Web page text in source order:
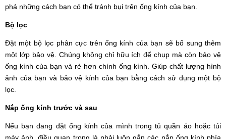
phá những cách bạn có thể tránh bụi trên ống kính của bạn.
Bộ lọc
Đặt một bộ lọc phân cực trên ống kính của bạn sẽ bổ sung thêm
một lớp bảo vệ. Chúng không chỉ hữu ích để chụp mà còn bảo vệ
ống kính của bạn và rẻ hơn chính ống kính. Giúp chất lượng hình
ảnh của bạn và bảo vệ kính của bạn bằng cách sử dụng một bộ
lọc.
Nắp ống kính trước và sau
Nếu bạn đang đặt ống kính của mình trong tủ quần áo hoặc túi